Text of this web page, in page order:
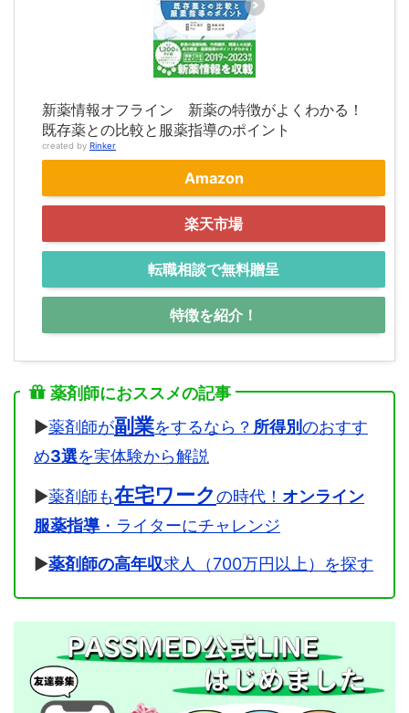
新薬情報オフライン 新薬の特徴がよくわかる！
既存薬との比較と服薬指導のポイント
created by Rinker
Amazon
楽天市場
転職相談で無料贈呈
特徴を紹介！
薬剤師におススメの記事
▶薬剤師が副業をするなら？ 所得別のおすす
め3選を実体験から解説
▶薬剤師も在宅ワークの時代！ オンライン
服薬指導 ・ライターにチャレンジ
▶薬剤師の高年収求人（700万円以上）を探す